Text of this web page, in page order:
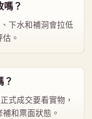
嗎？
下水和補洞會拉低
。
？
式成交要看實物，
和票面狀態。